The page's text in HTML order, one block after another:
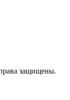
защищены.